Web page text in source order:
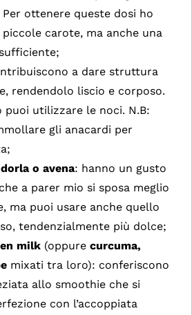
ottenere queste dosi ho
carote, ma anche una
a dare struttura
rendendolo liscio e corposo.
puoi utilizzare le noci. N.B:
gli anacardi per
o avena: hanno un gusto
a parer mio si sposa meglio
ma puoi usare anche quello
tendenzialmente più dolce;
milk (oppurecurcuma,
mixati tra loro): conferiscono
allo smoothie che si
con l’accoppiata